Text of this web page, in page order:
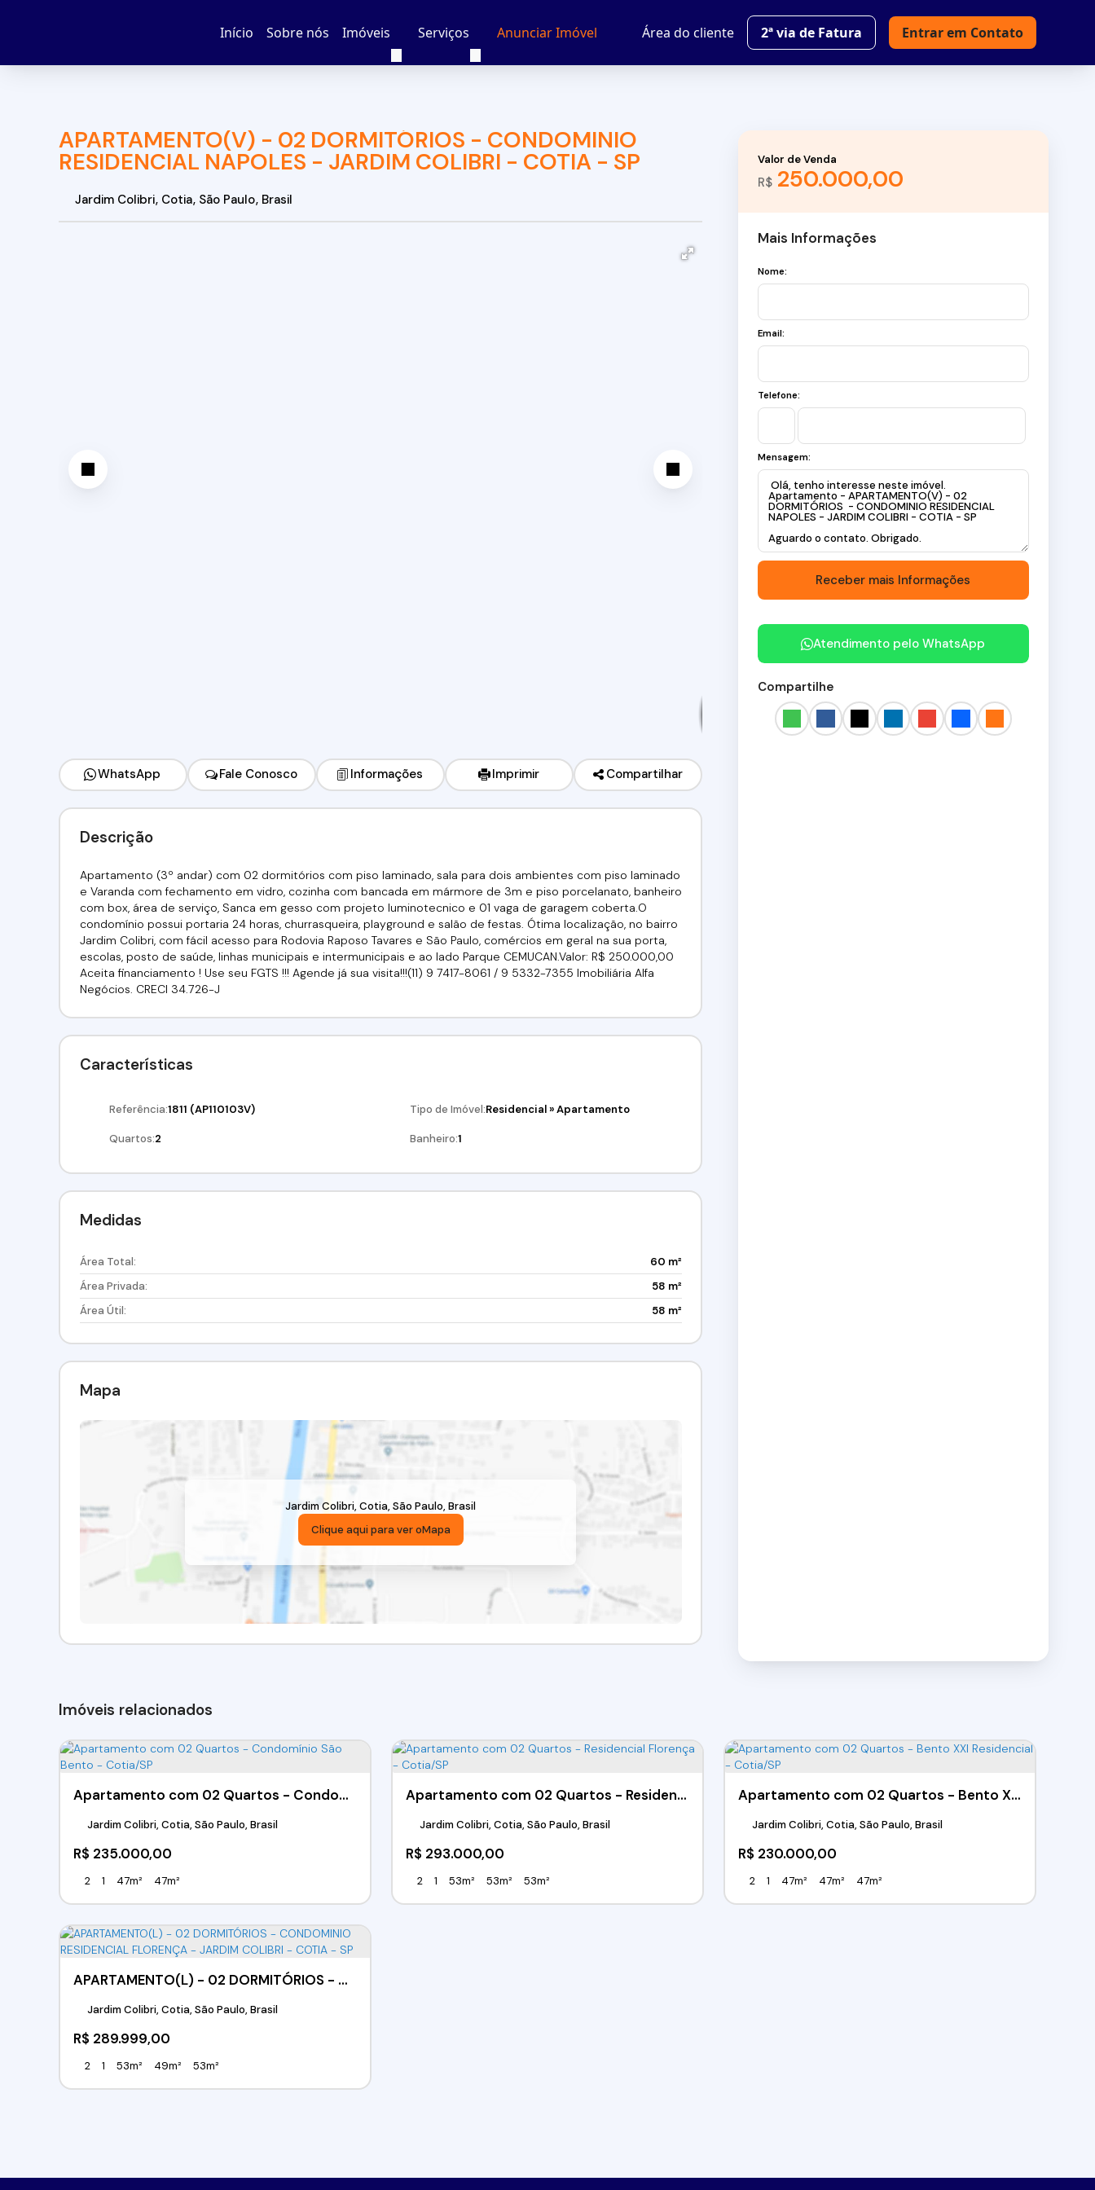
Entrar em Contato
2ª via de Fatura
Área do cliente
Anunciar Imóvel
Serviços
Imóveis
Sobre nós
Início
APARTAMENTO(V) - 02 DORMITÓRIOS - CONDOMINIO
RESIDENCIAL NAPOLES - JARDIM COLIBRI - COTIA - SP
Jardim Colibri, Cotia, São Paulo, Brasil
WhatsApp Fale Conosco Informações Imprimir Compartilhar
Descrição
Apartamento (3º andar) com 02 dormitórios com piso laminado, sala para dois ambientes com piso laminado
e Varanda com fechamento em vidro, cozinha com bancada em mármore de 3m e piso porcelanato, banheiro
com box, área de serviço, Sanca em gesso com projeto luminotecnico e 01 vaga de garagem coberta.O
condomínio possui portaria 24 horas, churrasqueira, playground e salão de festas. Ótima localização, no bairro
Jardim Colibri, com fácil acesso para Rodovia Raposo Tavares e São Paulo, comércios em geral na sua porta,
escolas, posto de saúde, linhas municipais e intermunicipais e ao lado Parque CEMUCAN.Valor: R$ 250.000,00
Aceita financiamento ! Use seu FGTS !!! Agende já sua visita!!!(11) 9 7417-8061 / 9 5332-7355 Imobiliária Alfa
Negócios. CRECI 34.726-J
Características
Referência:1811 (AP110103V) Tipo de Imóvel:Residencial»Apartamento
Quartos:2 Banheiro:1
Medidas
Área Total:
60 m²
Área Privada:
58 m²
Área Útil:
58 m²
Mapa
Jardim Colibri, Cotia, São Paulo, Brasil
Clique aqui para ver oMapa
R$250.000,00
Valor de Venda
Mais Informações
Nome:
Email:
Telefone:
Mensagem:
Atendimento peloWhatsApp
Compartilhe
Imóveis relacionados
Apartamento com 02 Quartos - Condomínio São Bento - Cotia/SP
R$ 235.000,00
Jardim Colibri, Cotia, São Paulo, Brasil
2 1 47m² 47m²
Apartamento com 02 Quartos - Residencial Florença - Cotia/SP
R$ 293.000,00
Jardim Colibri, Cotia, São Paulo, Brasil
2 1 53m² 53m² 53m²
Apartamento com 02 Quartos - Bento XXI Residencial - Cotia/SP
R$ 230.000,00
Jardim Colibri, Cotia, São Paulo, Brasil
2 1 47m² 47m² 47m²
APARTAMENTO(L) - 02 DORMITÓRIOS - CONDOMINIO RESIDENCIAL FLORENÇA - JARDIM COLIBRI - COTIA - SP
R$ 289.999,00
Jardim Colibri, Cotia, São Paulo, Brasil
2 1 53m² 49m² 53m²